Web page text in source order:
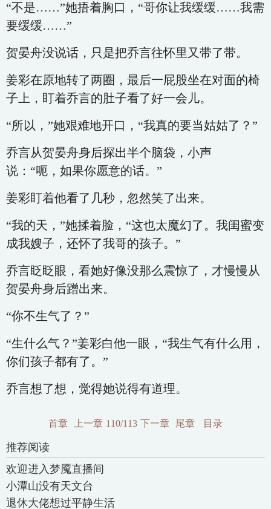
“不是……”她捂着胸口，“哥你让我缓缓……我需
要缓缓……”
贺晏舟没说话，只是把乔言往怀里又带了带。
姜彩在原地转了两圈，最后一屁股坐在对面的椅
子上，盯着乔言的肚子看了好一会儿。
“所以，”她艰难地开口，“我真的要当姑姑了？”
乔言从贺晏舟身后探出半个脑袋，小声
说：“呃，如果你愿意的话。”
姜彩盯着他看了几秒，忽然笑了出来。
“我的天，”她揉着脸，“这也太魔幻了。我闺蜜变
成我嫂子，还怀了我哥的孩子。”
乔言眨眨眼，看她好像没那么震惊了，才慢慢从
贺晏舟身后蹭出来。
“你不生气了？”
“生什么气？”姜彩白他一眼，“我生气有什么用，
你们孩子都有了。”
乔言想了想，觉得她说得有道理。
首章 上一章 110/113 下一章 尾章 目录
推荐阅读
欢迎进入梦魇直播间
小潭山没有天文台
退休大佬想过平静生活